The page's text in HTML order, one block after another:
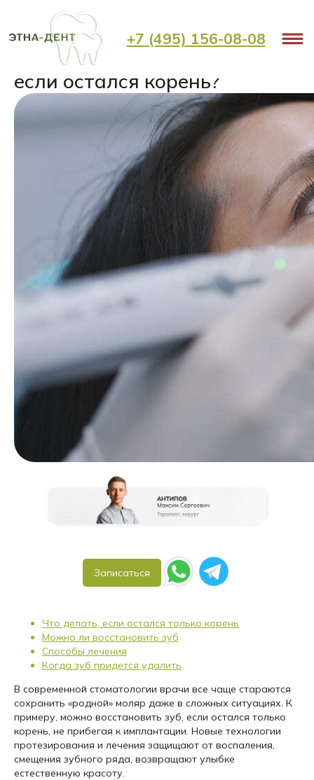
+7 (495) 156-08-08
Можно ли восстановить зуб,
если остался корень?
Записаться
Что делать, если остался только корень
Можно ли восстановить зуб
Способы лечения
Когда зуб придется удалить
В современной стоматологии врачи все чаще стараются
сохранить «родной» моляр даже в сложных ситуациях. К
примеру, можно восстановить зуб, если остался только
корень, не прибегая к имплантации. Новые технологии
протезирования и лечения защищают от воспаления,
смещения зубного ряда, возвращают улыбке
естественную красоту.